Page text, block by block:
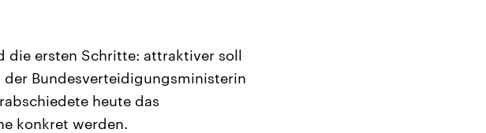
die ersten Schritte: attraktiver soll
der Bundesverteidigungsministerin
heute das
konkret werden.